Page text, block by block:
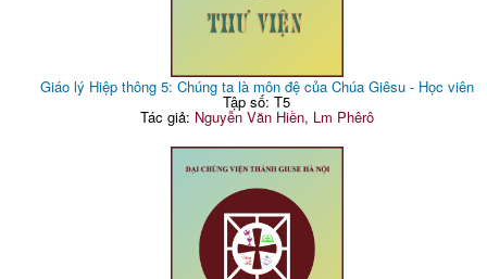
Giáo lý Hiệp thông 5: Chúng ta là môn đệ của Chúa Giêsu - Học viên
Tập số: T5
Tác giả: Nguyễn Văn Hiền, Lm Phêrô